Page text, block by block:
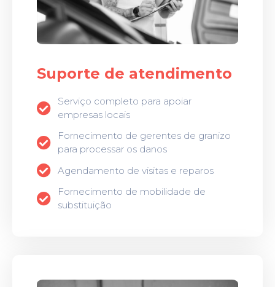
Suporte de atendimento
Serviço completo para apoiar
empresas locais
Fornecimento de gerentes de granizo
para processar os danos
Agendamento de visitas e reparos
Fornecimento de mobilidade de
substituição